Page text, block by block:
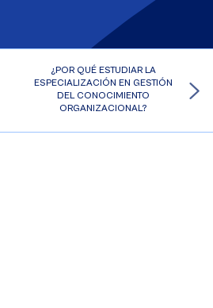
¿POR QUÉ ESTUDIAR LA
ESPECIALIZACIÓN EN GESTIÓN
DEL CONOCIMIENTO
ORGANIZACIONAL?